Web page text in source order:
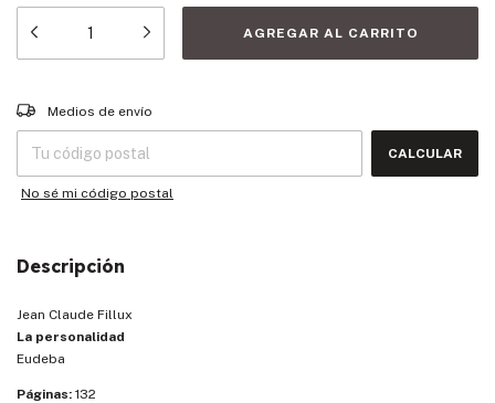
Entregas para el CP:
Medios de envío
CALCULAR
No sé mi código postal
Descripción
Jean Claude Fillux
La personalidad
Eudeba
Páginas: 132